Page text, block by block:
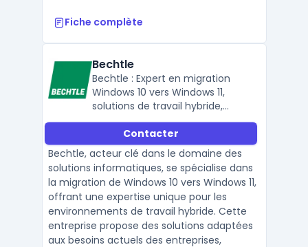
Fiche complète
Bechtle
Bechtle : Expert en migration
Windows 10 vers Windows 11,
solutions de travail hybride,
équipement informatique,
connectivité et sécurité des
données.
Contacter
Bechtle, acteur clé dans le domaine des
solutions informatiques, se spécialise dans
la migration de Windows 10 vers Windows 11,
offrant une expertise unique pour les
environnements de travail hybride. Cette
entreprise propose des solutions adaptées
aux besoins actuels des entreprises,